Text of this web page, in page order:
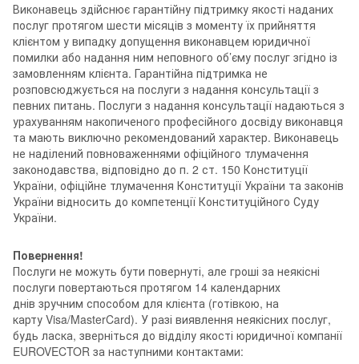
Виконавець здійснює гарантійну підтримку якості наданих
послуг протягом шести місяців з моменту їх прийняття
клієнтом у випадку допущення виконавцем юридичної
помилки або надання ним неповного об’єму послуг згідно із
замовленням клієнта. Гарантійна підтримка не
розповсюджується на послуги з надання консультації з
певних питань. Послуги з надання консультації надаються з
урахуванням накопиченого професійного досвіду виконавця
та мають виключно рекомендований характер. Виконавець
не наділений повноваженнями офіційного тлумачення
законодавства, відповідно до п. 2 ст. 150 Конституції
України, офіційне тлумачення Конституції України та законів
України відносить до компетенції Конституційного Суду
України.
Повернення!
Послуги не можуть бути повернуті, але гроші за неякісні
послуги повертаються протягом 14 календарних
днів зручним способом для клієнта (готівкою, на
карту Visa/MasterCard). У разі виявлення неякісних послуг,
будь ласка, зверніться до відділу якості юридичної компанії
EUROVECTOR за наступними контактами: